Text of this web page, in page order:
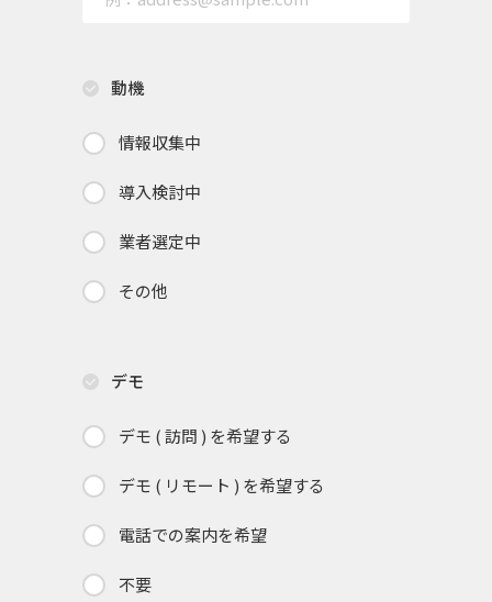
動機
情報収集中
導入検討中
業者選定中
その他
デモ
デモ ( 訪問 ) を希望する
デモ ( リモート ) を希望する
電話での案内を希望
不要